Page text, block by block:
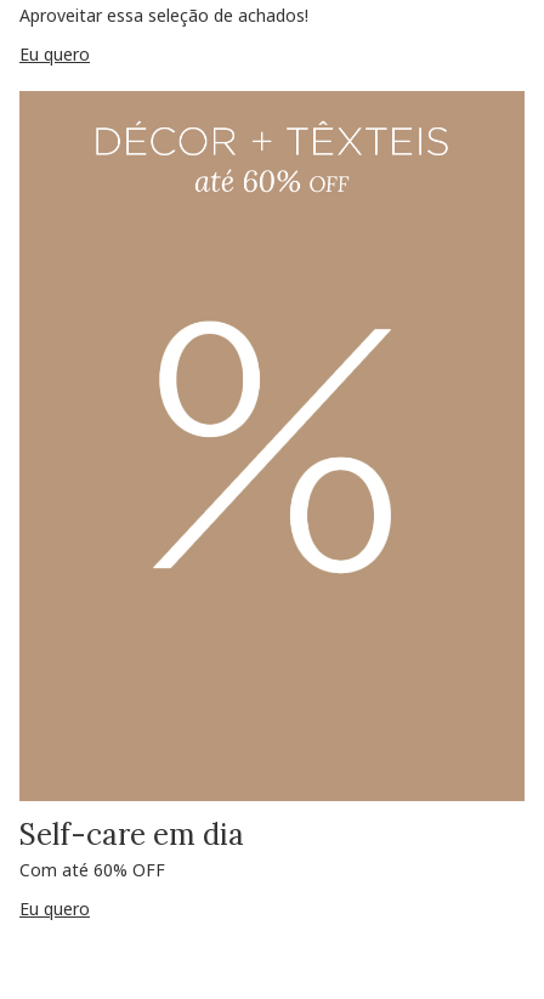
Aproveitar essa seleção de achados!
Eu quero
Self-care em dia
Com até 60% OFF
Eu quero